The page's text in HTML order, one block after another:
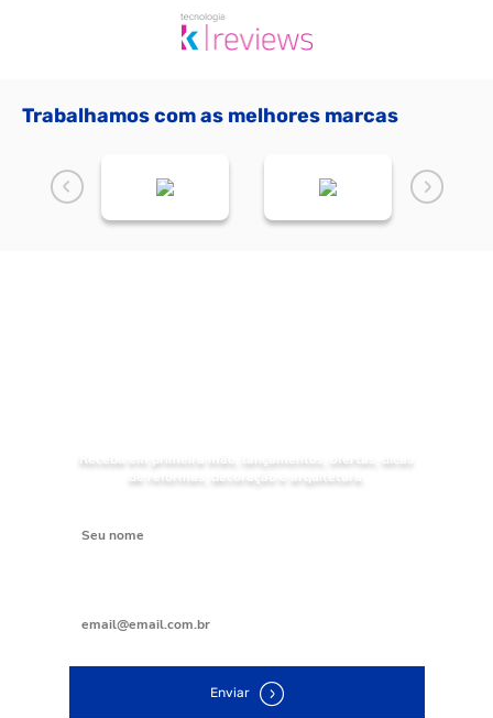
Trabalhamos com as melhores marcas
Receba em primeira mão, lançamentos, ofertas, dicas
de reformas, decoração e arquitetura.
Enviar